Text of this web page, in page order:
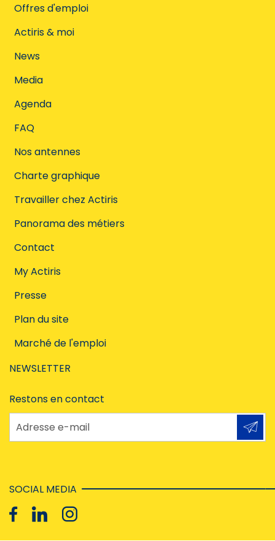
Offres d'emploi
Actiris & moi
News
Media
Agenda
FAQ
Nos antennes
Charte graphique
Travailler chez Actiris
Panorama des métiers
Contact
My Actiris
Presse
Plan du site
Marché de l'emploi
NEWSLETTER
Restons en contact
Adresse e-mail
SOCIAL MEDIA